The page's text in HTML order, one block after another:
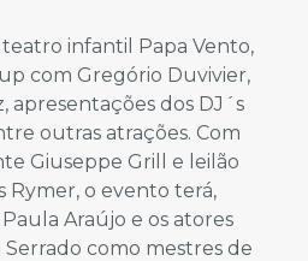
infantil Papa Vento,
com Gregório Duvivier,
apresentações dos DJ´s
outras atrações. Com
Giuseppe Grill e leilão
Rymer, o evento terá,
Araújo e os atores
Serrado como mestres de